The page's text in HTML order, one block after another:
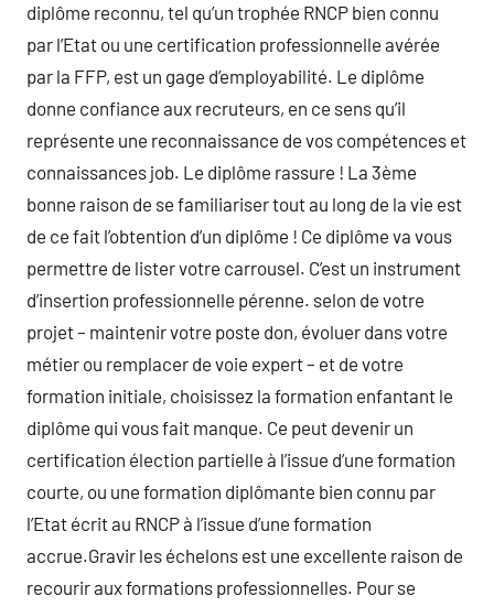
diplôme reconnu, tel qu’un trophée RNCP bien connu
par l’Etat ou une certification professionnelle avérée
par la FFP, est un gage d’employabilité. Le diplôme
donne confiance aux recruteurs, en ce sens qu’il
représente une reconnaissance de vos compétences et
connaissances job. Le diplôme rassure ! La 3ème
bonne raison de se familiariser tout au long de la vie est
de ce fait l’obtention d’un diplôme ! Ce diplôme va vous
permettre de lister votre carrousel. C’est un instrument
d’insertion professionnelle pérenne. selon de votre
projet – maintenir votre poste don, évoluer dans votre
métier ou remplacer de voie expert – et de votre
formation initiale, choisissez la formation enfantant le
diplôme qui vous fait manque. Ce peut devenir un
certification élection partielle à l’issue d’une formation
courte, ou une formation diplômante bien connu par
l’Etat écrit au RNCP à l’issue d’une formation
accrue.Gravir les échelons est une excellente raison de
recourir aux formations professionnelles. Pour se